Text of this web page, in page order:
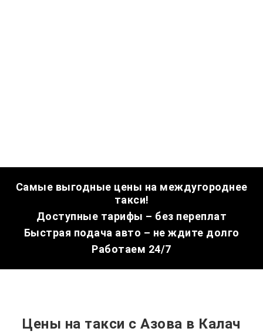
Самые выгодные цены на междугороднее
такси!
Доступные тарифы – без переплат
Быстрая подача авто – не ждите долго
Работаем 24/7
Цены на такси с Азова в Калач